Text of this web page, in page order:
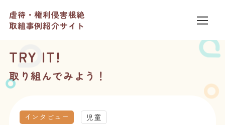
虐待・権利侵害根絶
取組事例紹介サイト
TRY IT!
取り組んでみよう！
インタビュー 児童